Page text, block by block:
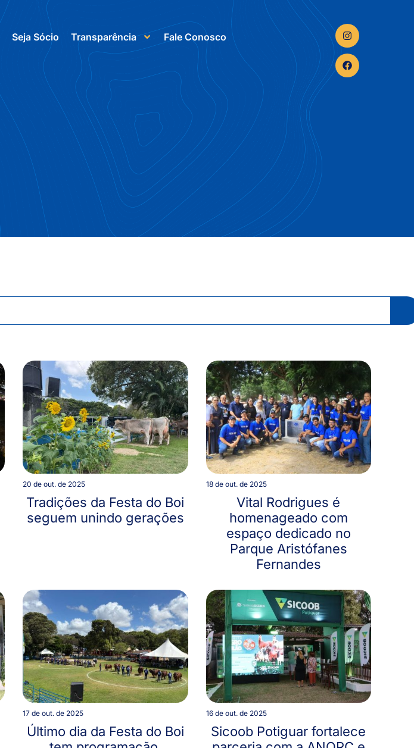
Seja Sócio Transparência Fale Conosco
20 de out. de 2025
Tradições da Festa do Boi
seguem unindo gerações
18 de out. de 2025
Vital Rodrigues é
homenageado com
espaço dedicado no
Parque Aristófanes
Fernandes
17 de out. de 2025
Último dia da Festa do Boi
16 de out. de 2025
Sicoob Potiguar fortalece